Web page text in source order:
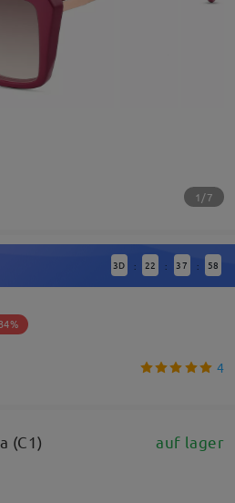
1/7
3D : 22 : 37 : 57
4
(C1) auf lager